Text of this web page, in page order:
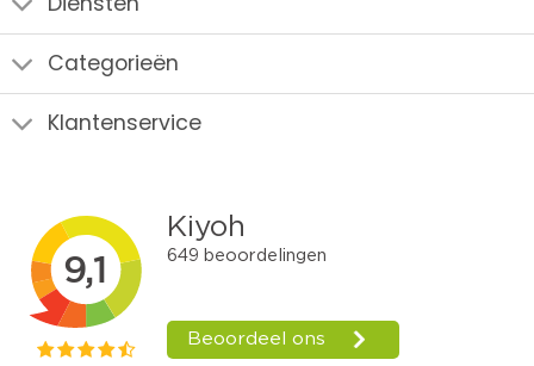
Categorieën
Klantenservice